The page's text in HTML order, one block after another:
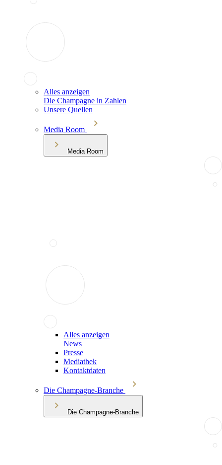
Alles anzeigen
Die Champagne in Zahlen
Unsere Quellen
Media Room
Media Room
Alles anzeigen
News
Presse
Mediathek
Kontaktdaten
Die Champagne-Branche
Die Champagne-Branche